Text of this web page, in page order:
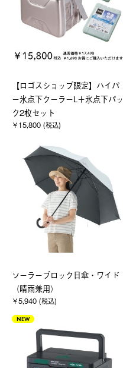
【ロゴスショップ限定】ハイパ
ー氷点下クーラーL＋氷点下パッ
ク2枚セット
￥15,800 (税込)
ソーラーブロック日傘・ワイド
（晴雨兼用）
￥5,940 (税込)
NEW